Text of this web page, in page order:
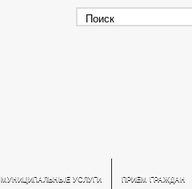
МУНИЦИПАЛЬНЫЕ УСЛУГИ ПРИЕМ ГРАЖДАН